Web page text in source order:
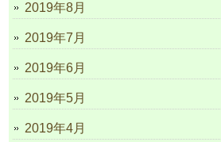
2019年8月
2019年7月
2019年6月
2019年5月
2019年4月